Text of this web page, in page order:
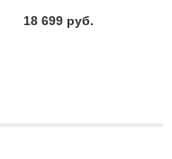
18 699 руб.